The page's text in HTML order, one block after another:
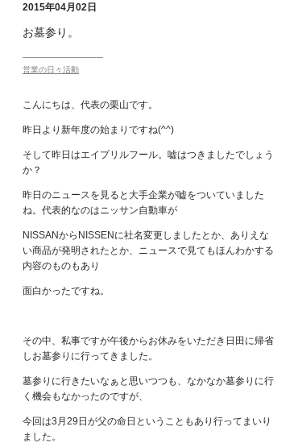
2015年04月02日
お墓参り。
営業の日々活動
こんにちは、代表の栗山です。
昨日より新年度の始まりですね(^^)
そして昨日はエイプリルフール。嘘はつきましたでしょう
か？
昨日のニュースを見ると大手企業が嘘をついていました
ね。代表的なのはニッサン自動車が
NISSANからNISSENに社名変更しましたとか、ありえな
い商品が発明されたとか、ニュースで見てもほんわかする
内容のものもあり
面白かったですね。
その中、私事ですが午後からお休みをいただき日田に帰省
しお墓参りに行ってきました。
墓参りに行きたいなぁと思いつつも、なかなか墓参りに行
く機会もなかったのですが、
今回は3月29日が父の命日ということもあり行ってまいり
ました。